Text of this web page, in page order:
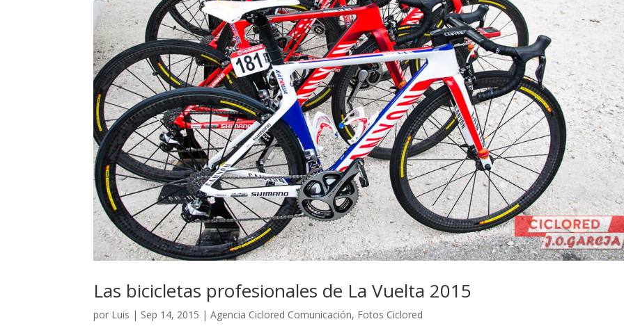
Las bicicletas profesionales de La Vuelta 2015
por Luis | Sep 14, 2015 |Agencia Ciclored Comunicación, Fotos Ciclored